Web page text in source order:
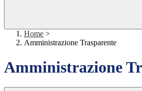
Home >
Amministrazione Trasparente
Amministrazione